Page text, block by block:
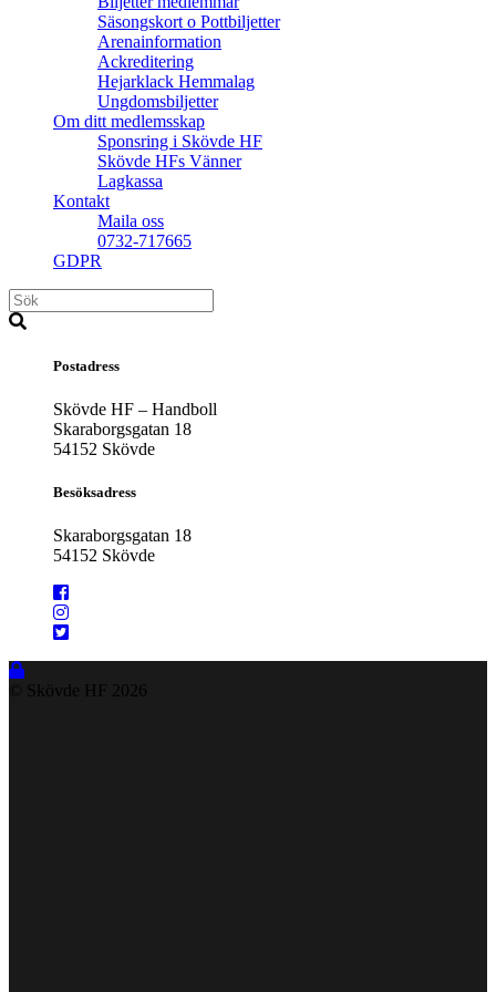
Säsongskort o Pottbiljetter
Arenainformation
Ackreditering
Hejarklack Hemmalag
Ungdomsbiljetter
Om ditt medlemsskap
Sponsring i Skövde HF
Skövde HFs Vänner
Lagkassa
Kontakt
Maila oss
0732-717665
GDPR
Postadress
Skövde HF – Handboll
Skaraborgsgatan 18
54152 Skövde
Besöksadress
Skaraborgsgatan 18
54152 Skövde
© Skövde HF 2026